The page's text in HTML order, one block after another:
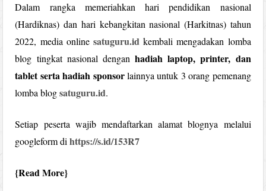
Dalam rangka memeriahkan hari pendidikan nasional
(Hardiknas) dan hari kebangkitan nasional (Harkitnas) tahun
2022, media online satuguru.id kembali mengadakan lomba
blog tingkat nasional denganhadiah laptop, printer, dan
tablet serta hadiah sponsorlainnya untuk 3 orang pemenang
lomba blogsatuguru.id.
Setiap peserta wajib mendaftarkan alamat blognya melalui
googleform dihttps://s.id/153R7
Read More